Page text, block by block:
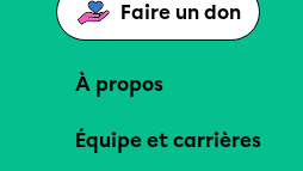
Faire un don
À propos
Équipe et carrières